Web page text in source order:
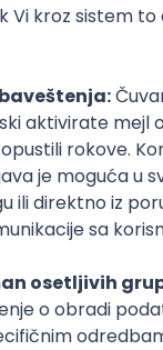
studija